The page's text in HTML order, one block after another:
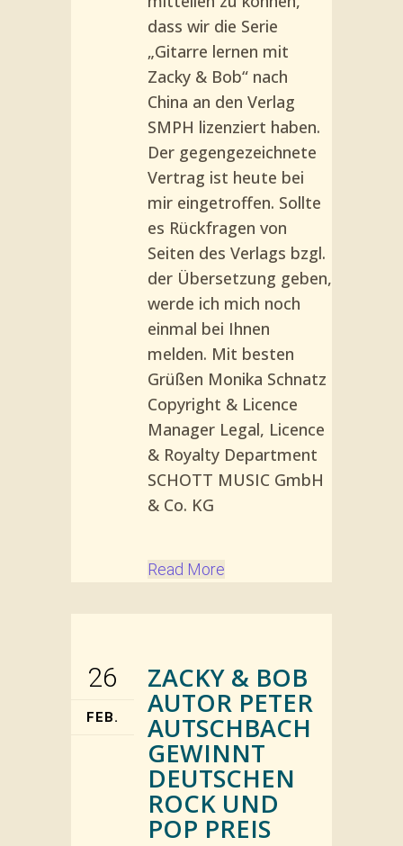
dass wir die Serie
„Gitarre lernen mit
Zacky & Bob“ nach
China an den Verlag
SMPH lizenziert haben.
Der gegengezeichnete
Vertrag ist heute bei
mir eingetroffen. Sollte
es Rückfragen von
Seiten des Verlags bzgl.
der Übersetzung geben,
werde ich mich noch
einmal bei Ihnen
melden. Mit besten
Grüßen Monika Schnatz
Copyright & Licence
Manager Legal, Licence
& Royalty Department
SCHOTT MUSIC GmbH
& Co. KG
Read More
26
FEB.
ZACKY & BOB
AUTOR PETER
AUTSCHBACH
GEWINNT
DEUTSCHEN
ROCK UND
POP PREIS